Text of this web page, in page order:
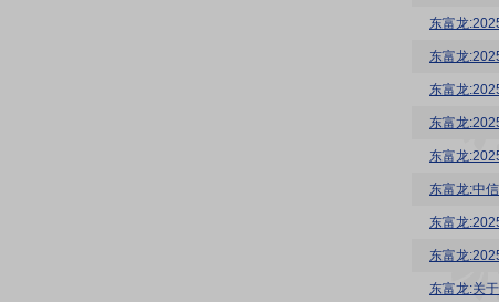
东富龙
东富龙
东富龙
东富龙
东富龙
东富龙
东富龙
东富龙:关